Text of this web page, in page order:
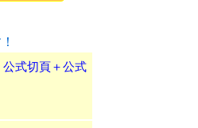
公式切頁＋公式